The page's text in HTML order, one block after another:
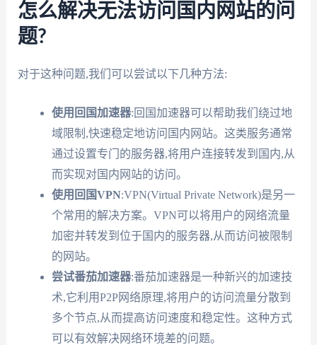
怎么解决无法访问国内网站的问
题?
对于这种问题,我们可以尝试以下几种方法:
使用回国加速器:回国加速器可以帮助我们绕过地
域限制,快速稳定地访问国内网站。这类服务通常
通过设置专门的服务器,将用户连接转发到国内,从
而实现对国内网站的访问。
使用回国VPN:VPN(Virtual Private Network)是另一
个常用的解决方案。VPN可以将用户的网络流量
加密并转发到位于国内的服务器,从而访问被限制
的网站。
尝试番茄加速器:番茄加速器是一种新兴的加速技
术,它利用P2P网络原理,将用户的访问流量分散到
多个节点,从而提高访问速度和稳定性。这种方式
可以有效解决网络环境差的问题。